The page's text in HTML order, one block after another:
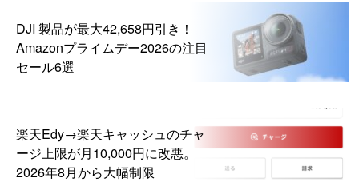
DJI 製品が最大42,658円引き！
Amazonプライムデー2026の注目
セール6選
楽天Edy→楽天キャッシュのチャ
ージ上限が月10,000円に改悪。
2026年8月から大幅制限